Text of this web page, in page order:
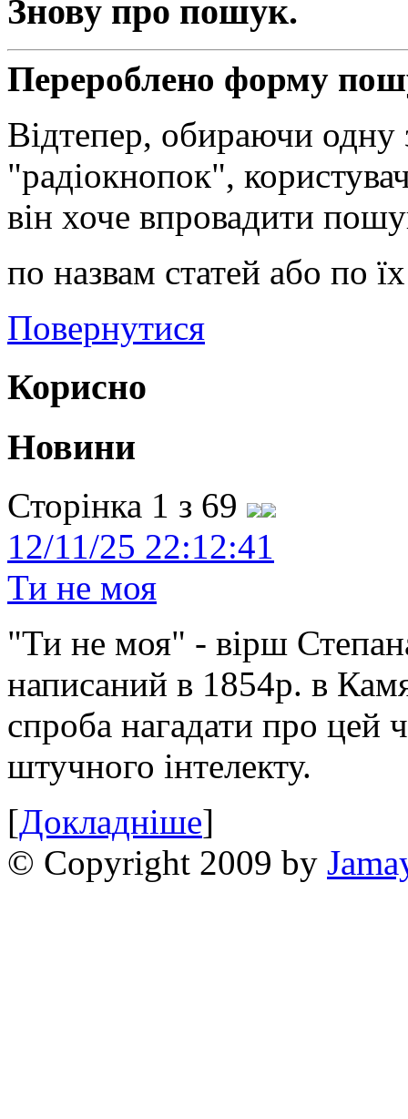
Знову про пошук.
Перероблено форму
Відтепер, обираючи одну
"радіокнопок",
він хоче впровадити
по назвам статей або по їх
Повернутися
Корисно
Новини
Сторінка 1 з 69
12/11/25 22:12:41
Ти не моя
"Ти не моя" - вірш
написаний в 1854р. в
спроба нагадати про цей
штучного інтелекту.
[Докладніше]
© Copyright 2009 by